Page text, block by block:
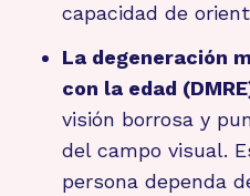
capacidad de
La degeneración
con la edad
visión borrosa y
del campo visual.
persona dependa